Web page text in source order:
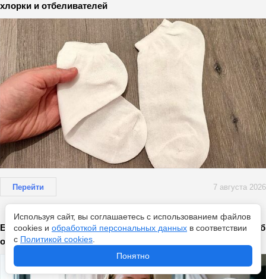
хлорки и отбеливателей
Перейти 7 августа 2026
Больше с вентилятором дома не мучаюсь: турецкий способ
охлаждает дом в жару без усилий и техники
Используя сайт, вы соглашаетесь с использованием файлов
cookies и обработкой персональных данных в соответствии
с Политикой cookies
Понятно